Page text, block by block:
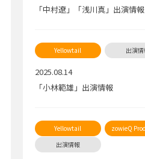
「中村遼」「浅川真」出演情報
2025.08.14
「小林範雄」出演情報